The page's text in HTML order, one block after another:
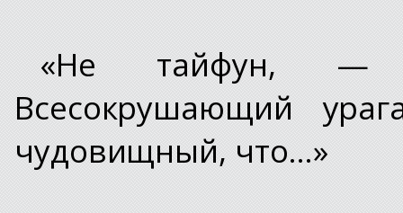
«Не тайфун, —
Всесокрушающий
чудовищный, что…»